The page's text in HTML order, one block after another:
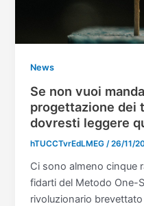
News
Se non vuoi
progettazione dei
dovresti leggere
hTUCCTvrEdLMEG /26/11/
Ci sono almeno cinque
fidarti del Metodo One-
rivoluzionario